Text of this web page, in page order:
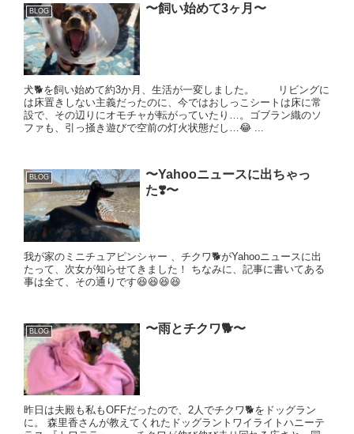
BLOG 〜飼い始めて3ヶ月〜
犬🐕を飼い始めて約3か月、生活が一変しました。 リビングに
は床置きしない主義だったのに、今ではおしっこシートは床に常
設で、その辺りにオモチャが転がっていたり…。ゴブラン織のソ
ファも、引っ掻き遊びで空前の灯火状態だし…😂 ...
BLOG
〜Yahooニュースに出ちゃっ
た❣️〜
我が家のミニチュアピンシャー 、チクワ🐕がYahooニュースに出
たって、次女が知らせてきました！ ちなみに、記事に書いてある
事は全て、その通りです😆😆😆😆
BLOG 〜雨とチクワ🐕〜
昨日は夫殿も私もOFFだったので、2人でチクワ🐕をドッグラン
に。 森里香さんが教えてくれたドッグラントワイライトハニーテ